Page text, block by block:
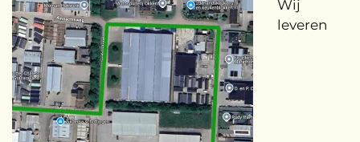
Wij
leveren